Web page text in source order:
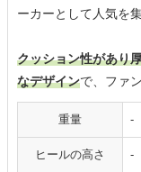
ーカーとして人気を
クッション性があり
なデザインで、ファ
重量 -
ヒールの高さ -